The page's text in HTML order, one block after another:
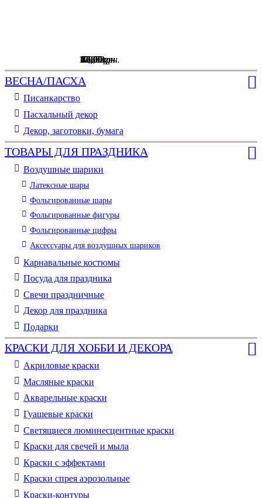
7,00грн.
75,00грн.
75,00грн.
80,00грн.
12,00грн.
109,00грн.
ВЕСНА/ПАСХА
Писанкарство
Пасхальный декор
Декор, заготовки, бумага
ТОВАРЫ ДЛЯ ПРАЗДНИКА
Воздушные шарики
Латексные шары
Фольгированные шары
Фольгированные фигуры
Фольгированные цифры
Аксессуары для воздушных шариков
Карнавальные костюмы
Посуда для праздника
Свечи праздничные
Декор для праздника
Подарки
КРАСКИ ДЛЯ ХОББИ И ДЕКОРА
Акриловые краски
Масляные краски
Акварельные краски
Гуашевые краски
Светящиеся люминесцентные краски
Краски для свечей и мыла
Краски с эффектами
Краски спрея аэрозольные
Краски-контуры